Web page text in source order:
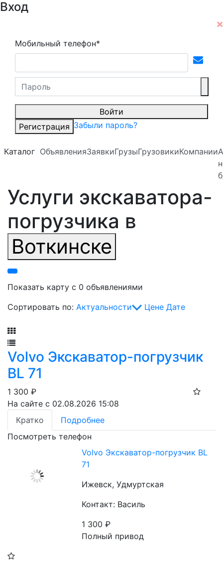
Вход
Мобильный телефон*
Войти
Регистрация Забыли пароль?
Каталог ОбъявленияЗаявкиГрузыГрузовикиКомпании
Услуги экскаватора-
погрузчика в
Воткинске
Показать карту с 0 объявлениями
Сортировать по: Актуальности Цене Дате
Volvo Экскаватор-погрузчик
BL 71
1 300 ₽
На сайте с 02.08.2026 15:08
Кратко
Подробнее
Посмотреть телефон
Volvo Экскаватор-погрузчик BL
71
Ижевск, Удмуртская
Контакт: Василь
1 300₽
Полный привод